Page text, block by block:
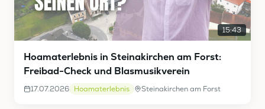
15:43
Hoamaterlebnis in Steinakirchen am Forst:
Freibad-Check und Blasmusikverein
17.07.2026 Hoamaterlebnis Steinakirchen am Forst